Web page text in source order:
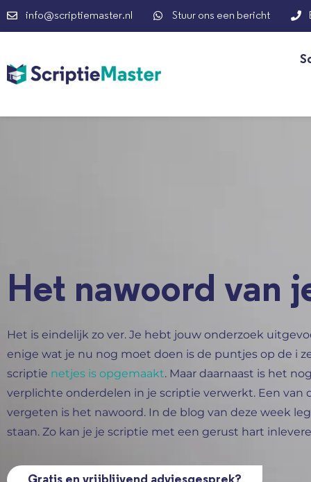
info@scriptiemaster.nl Stuur ons een bericht
Het nawoord van
Het is eindelijk zo ver. Je hebt jouw onderzoek
enige wat je nu nog moet doen is de puntjes op de i
scriptie netjes is opgemaakt. Maar daarnaast is het
verplichte onderdelen in je scriptie verwerkt. Een van
vergeten is het nawoord. In de blog van deze week
staan. Zo kan je je scriptie met een gerust hart